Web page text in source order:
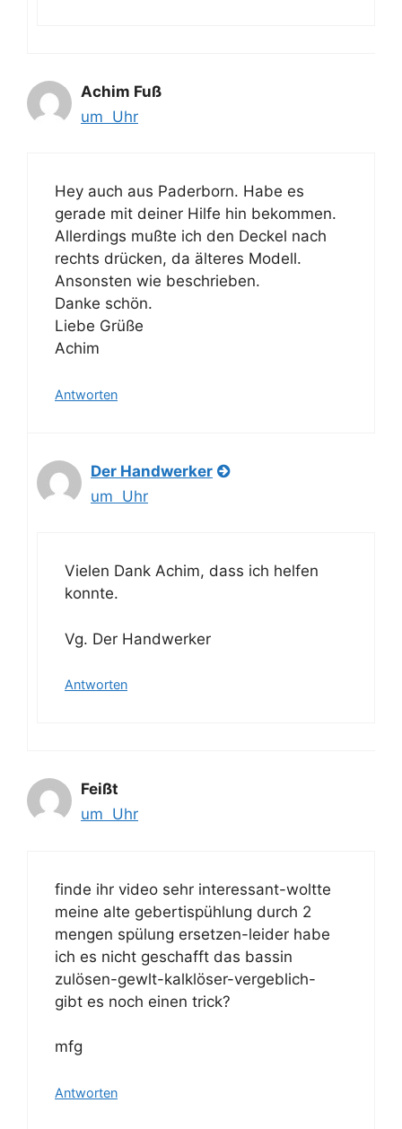
Achim Fuß
um Uhr
Hey auch aus Paderborn. Habe es
gerade mit deiner Hilfe hin bekommen.
Allerdings mußte ich den Deckel nach
rechts drücken, da älteres Modell.
Ansonsten wie beschrieben.
Danke schön.
Liebe Grüße
Achim
Antworten
Der Handwerker
um Uhr
Vielen Dank Achim, dass ich helfen
konnte.
Vg. Der Handwerker
Antworten
Feißt
um Uhr
finde ihr video sehr interessant-woltte
meine alte gebertispühlung durch 2
mengen spülung ersetzen-leider habe
ich es nicht geschafft das bassin
zulösen-gewlt-kalklöser-vergeblich-
gibt es noch einen trick?
mfg
Antworten